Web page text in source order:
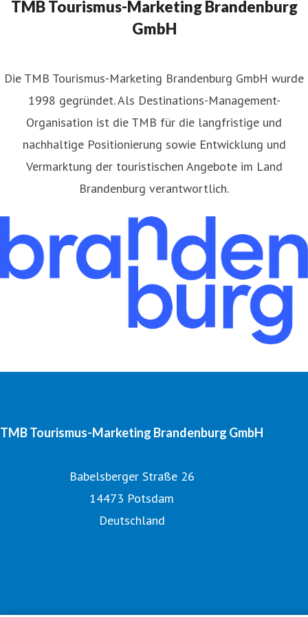
TMB Tourismus-Marketing Brandenburg
GmbH
​Die TMB Tourismus-Marketing Brandenburg GmbH wurde
1998 gegründet. Als Destinations-Management-
Organisation ist die TMB für die langfristige und
nachhaltige Positionierung sowie Entwicklung und
Vermarktung der touristischen Angebote im Land
Brandenburg verantwortlich.
TMB Tourismus-Marketing Brandenburg GmbH
Babelsberger Straße 26
14473 Potsdam
Deutschland